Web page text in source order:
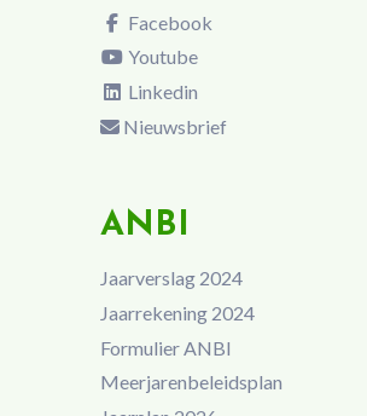
Facebook
Youtube
Linkedin
Nieuwsbrief
ANBI
Jaarverslag 2024
Jaarrekening 2024
Formulier ANBI
Meerjarenbeleidsplan